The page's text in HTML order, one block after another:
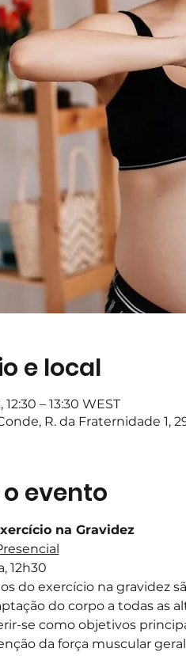
e local
– 13:30 WEST
R. da Fraternidade 1,
evento
na Gravidez
12h30
do exercício na gravidez
do corpo a todas as
se como objetivos
da força muscular